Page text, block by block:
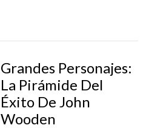
Grandes Personajes:
La Pirámide Del
Éxito De John
Wooden